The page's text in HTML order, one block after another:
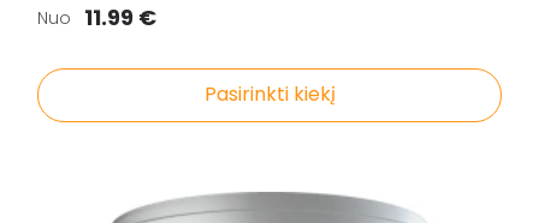
Nuo 11.99 €
Pasirinkti kiekį